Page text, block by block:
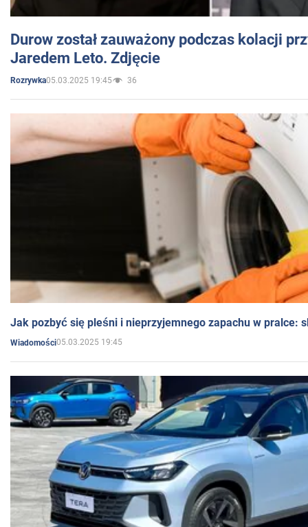
Durow został zauważony podczas kolacji
Jaredem Leto. Zdjęcie
Rozrywka05.03.2025 19:45 36
Jak pozbyć się pleśni i nieprzyjemnego zapachu w pralce:
Wiadomości05.03.2025 19:45